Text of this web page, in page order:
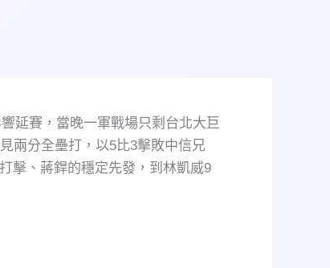
延賽，當晚一軍戰場只剩台北大巨
兩分全壘打，以5比3擊敗中信兄
擊、蔣銲的穩定先發，到林凱威9